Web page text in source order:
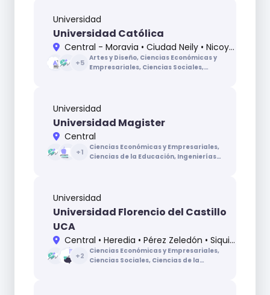
Universidad
Universidad Católica
Central - Moravia • Ciudad Neily • Nicoya • San Carlos
+5 Artes y Diseño, Ciencias Económicas y
Empresariales, Ciencias Sociales,
Universidad
Universidad Magister
Central
+1
Ciencias Económicas y Empresariales,
Ciencias de la Educación, Ingenierías y
Universidad
Universidad Florencio del Castillo
UCA
Central • Heredia • Pérez Zeledón • Siquirres • Turrialba
+2
Ciencias Económicas y Empresariales,
Ciencias Sociales, Ciencias de la